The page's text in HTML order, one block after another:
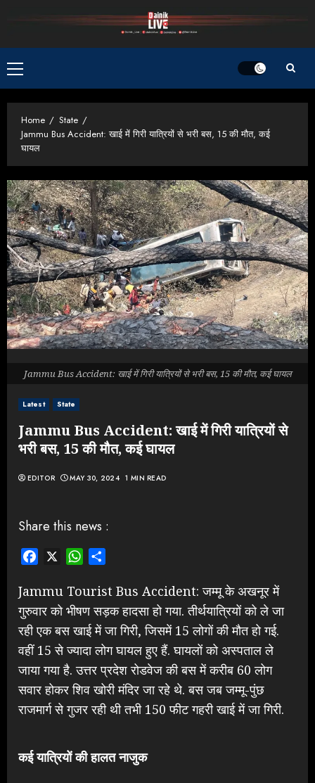
Primary
Menu
Home
State
Jammu Bus Accident: खाई में गिरी यात्रियों से भरी बस, 15 की मौत, कई
घायल
Latest State
Jammu Bus Accident: खाई में गिरी यात्रियों से
भरी बस, 15 की मौत, कई घायल
EDITOR MAY 30, 2024 1 MIN READ
Jammu Bus Accident: खाई में गिरी यात्रियों से भरी बस, 15 की मौत, कई घायल
Share this news :
Facebook WhatsApp
Jammu Tourist Bus Accident: जम्मू के अखनूर में
गुरुवार को भीषण सड़क हादसा हो गया. तीर्थयात्रियों को ले जा
रही एक बस खाई में जा गिरी, जिसमें 15 लोगों की मौत हो गई.
वहीं 15 से ज्यादा लोग घायल हुए हैं. घायलों को अस्पताल ले
जाया गया है. उत्तर प्रदेश रोडवेज की बस में करीब 60 लोग
सवार होकर शिव खोरी मंदिर जा रहे थे. बस जब जम्मू-पुंछ
राजमार्ग से गुजर रही थी तभी 150 फीट गहरी खाई में जा गिरी.
कई यात्रियों की हालत नाजुक